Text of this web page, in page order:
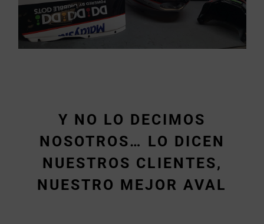
Y NO LO DECIMOS
NOSOTROS… LO DICEN
NUESTROS CLIENTES,
NUESTRO MEJOR AVAL